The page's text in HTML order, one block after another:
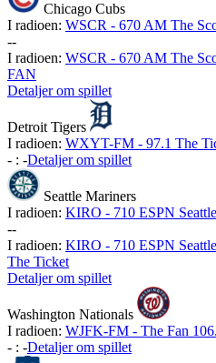
Chicago Cubs
I radioen: WSCR - 670 AM The
--
I radioen: WSCR - 670 AM The
FAN
Detaljer om spillet
Detroit Tigers
I radioen: WXYT-FM - 97.1 The
- : -Detaljer om spillet
Seattle Mariners
I radioen: KIRO - 710 ESPN
--
I radioen: KIRO - 710 ESPN
The Ticket
Detaljer om spillet
Washington Nationals
I radioen: WJFK-FM - The Fan
- : -Detaljer om spillet